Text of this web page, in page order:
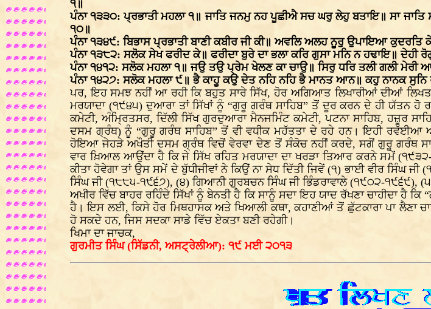
੧॥
ਪੰਨਾ ੧੩੩੦: ਪ੍ਰਭਾਤੀ ਮਹਲਾ ੧॥ ਜਾਤਿ ਜਨਮੁ ਨਹ ਪੂਛੀਐ ਸਚ ਘਰੁ ਲੇਹੁ ਬਤਾਇ॥ ਸਾ
੧੦॥
ਪੰਨਾ ੧੩੪੯: ਬਿਭਾਸ ਪ੍ਰਭਾਤੀ ਬਾਣੀ ਕਬੀਰ ਜੀ ਕੀ॥ ਅਵਲਿ ਅਲਹ ਨੂਰੁ ਉਪਾਇਆ
ਪੰਨਾ ੧੩੮੨: ਸਲੋਕ ਸੇਖ ਫਰੀਦ ਕੇ॥ ਫਰੀਦਾ ਬੁਰੇ ਦਾ ਭਲਾ ਕਰਿ ਗੁਸਾ ਮਨਿ ਨ ਹਢਾਇ॥
ਪੰਨਾ ੧੪੧੨: ਸਲੋਕ ਮਹਲਾ ੧॥ ਜਉ ਤਉ ਪ੍ਰੇਮ ਖੇਲਣ ਕਾ ਚਾਉ॥ ਸਿਰੁ ਧਰਿ ਤਲੀ ਗਲੀ ਮੇਰੀ
ਪੰਨਾ ੧੪੨੭: ਸਲੋਕ ਮਹਲਾ ੯॥ ਭੈ ਕਾਹੂ ਕਉ ਦੇਤ ਨਹਿ ਨਹਿ ਭੈ ਮਾਨਤ ਆਨ॥ ਕਹੁ ਨਾਨਕ ਸੁਨਿ
ਪਰ, ਇਹ ਸਮਝ ਨਹੀਂ ਆ ਰਹੀ ਕਿ ਬਹੁਤ ਸਾਰੇ ਸਿੱਖ, ਹੋਰ ਅਗਿਆਤ ਲਿਖਾਰੀਆਂ ਦੀਆਂ
ਮਰਯਾਦਾ (੧੯੪੫) ਦੁਆਰਾ ਤਾਂ ਸਿੱਖਾਂ ਨੂੰ “ਗੁਰੂ ਗਰੰਥ ਸਾਹਿਬ” ਤੋਂ ਦੂਰ ਕਰਨ ਦੇ ਹੀ ਯੱਤਨ
ਕਮੇਟੀ, ਅੰਮ੍ਰਿਤਸਰ, ਦਿੱਲੀ ਸਿੱਖ ਗੁਰਦੁਆਰਾ ਮੈਨਜਮਿੰਟ ਕਮੇਟੀ, ਪਟਨਾ ਸਾਹਿਬ, ਹਜ਼ੂਰ
ਦਸਮ ਗ੍ਰੰਥ) ਨੂੰ “ਗੁਰੂ ਗਰੰਥ ਸਾਹਿਬ” ਤੋਂ ਵੀ ਵਧੀਕ ਮਹੱਤਤਾ ਦੇ ਰਹੇ ਹਨ। ਇਹੀ
ਹੋਇਆ ਜੇਹੜੇ ਅਖੌਤੀ ਦਸਮ ਗ੍ਰੰਥ ਵਿਚੋਂ ਵੇਰਵਾ ਦੇਣ ਤੋਂ ਸੰਕੋਚ ਨਹੀਂ ਕਰਦੇ, ਸਗੋਂ ਗੁਰੂ ਗਰੰਥ
ਵਾਰ ਖ਼ਿਆਲ ਆਉਂਦਾ ਹੈ ਕਿ ਜੇ ਸਿੱਖ ਰਹਿਤ ਮਰਯਾਦਾ ਦਾ ਖਰੜਾ ਤਿਆਰ ਕਰਨੇ ਸਮੇਂ
ਕੀਤਾ ਹੋਵੇਗਾ ਤਾਂ ਉਸ ਸਮੇਂ ਦੇ ਬੁੱਧੀਜੀਵਾਂ ਨੇ ਕਿਉਂ ਨਾ ਸੇਧ ਦਿੱਤੀ ਜਿਵੇਂ (੧) ਭਾਈ ਵੀਰ ਸਿੰਘ
ਸਿੰਘ ਜੀ (੧੮੮੫-੧੯੬੭), (੪) ਗਿਆਨੀ ਗੁਰਬਚਨ ਸਿੰਘ ਜੀ ਭਿੰਡਰਾਵਾਲੇ (੧੯੦੨-੧੯੬੯),
ਅਖੀਰ ਵਿੱਚ ਬਾਹਰ ਰਹਿੰਦੇ ਸਿੱਖਾਂ ਨੂੰ ਬੇਨਤੀ ਹੈ ਕਿ ਸਾਨੂੰ ਸਦਾ ਇਹ ਯਾਦ ਰੱਖਣਾ ਚਾਹੀਦਾ ਹੈ
ਹੈ। ਇਸ ਲਈ, ਕਿਸੇ ਹੋਰ ਮਿਥਹਾਸਕ ਅਤੇ ਖਿਆਲੀ ਕਥਾ, ਕਹਾਣੀਆਂ ਤੋਂ ਛੁੱਟਕਾਰਾ ਪਾ ਲੈਣਾ
ਹੋ ਸਕਦੇ ਹਨ, ਜਿਸ ਸਦਕਾ ਸਾਡੇ ਵਿੱਚ ਏਕਤਾ ਬਣੀ ਰਹੇਗੀ।
ਖਿਮਾ ਦਾ ਜਾਚਕ,
ਗੁਰਮੀਤ ਸਿੰਘ (ਸਿੱਡਨੀ, ਅਸਟ੍ਰੇਲੀਆ): ੧੯ ਮਈ ੨੦੧੩